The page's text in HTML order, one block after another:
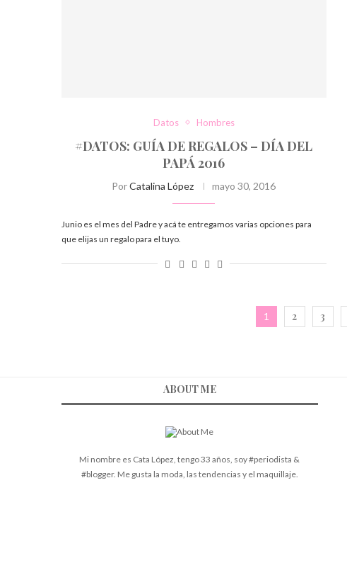
Datos Hombres
#DATOS: GUÍA DE REGALOS – DÍA DEL
PAPÁ 2016
PorCatalina López mayo 30, 2016
Junio es el mes del Padre y acá te entregamos varias opciones para
que elijas un regalo para el tuyo.
1 2 3
ABOUT ME
Mi nombre es Cata López, tengo 33 años, soy #periodista &
#blogger. Me gusta la moda, las tendencias y el maquillaje.